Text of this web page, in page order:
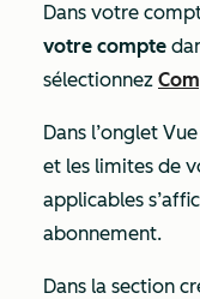
Dans votre
votre compte
sélectionnez
Dans l’onglet
et les limites de
applicables
abonnement.
Dans la section